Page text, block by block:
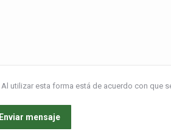
Al utilizar esta forma está de acuerdo con que
Enviar mensaje